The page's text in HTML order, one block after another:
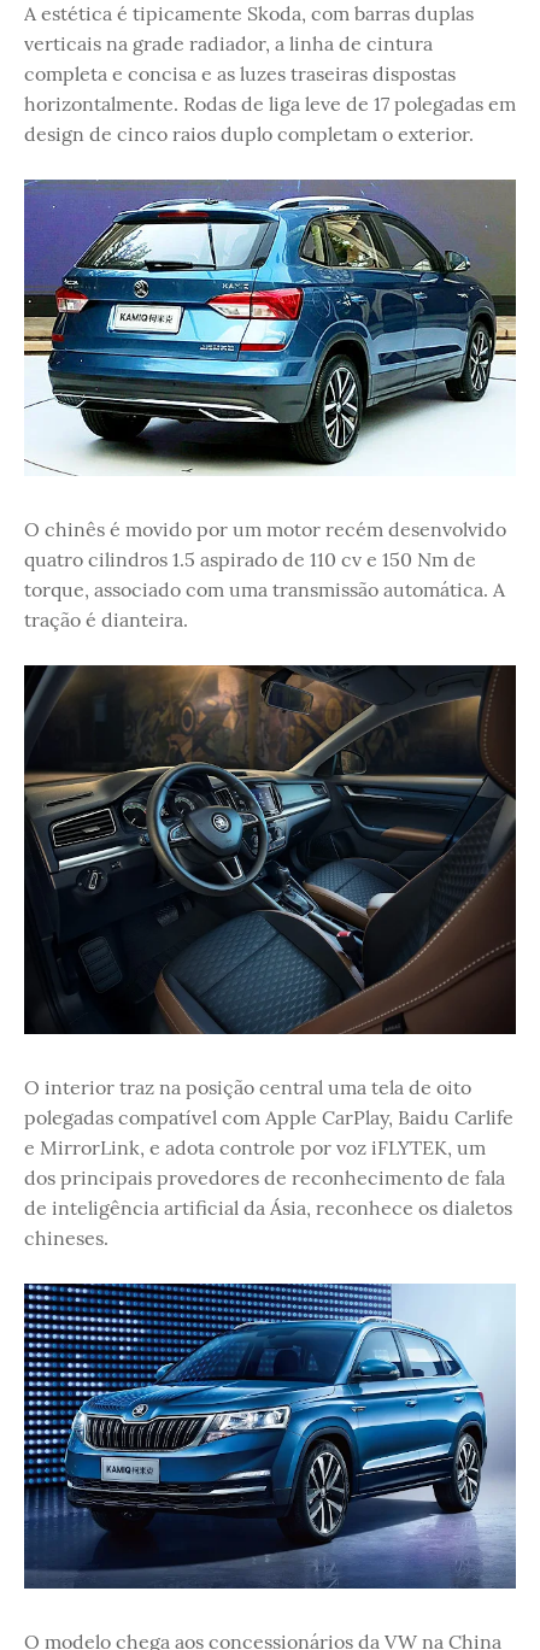
A estética é tipicamente Skoda, com barras duplas
verticais na grade radiador, a linha de cintura
completa e concisa e as luzes traseiras dispostas
horizontalmente. Rodas de liga leve de 17 polegadas em
design de cinco raios duplo completam o exterior.
O chinês é movido por um motor recém desenvolvido
quatro cilindros 1.5 aspirado de 110 cv e 150 Nm de
torque, associado com uma transmissão automática. A
tração é dianteira.
O interior traz na posição central uma tela de oito
polegadas compatível com Apple CarPlay, Baidu Carlife
e MirrorLink, e adota controle por voz iFLYTEK, um
dos principais provedores de reconhecimento de fala
de inteligência artificial da Ásia, reconhece os dialetos
chineses.
O modelo chega aos concessionários da VW na China